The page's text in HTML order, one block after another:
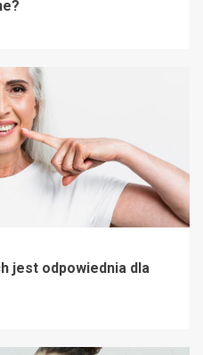
jest odpowiednia dla